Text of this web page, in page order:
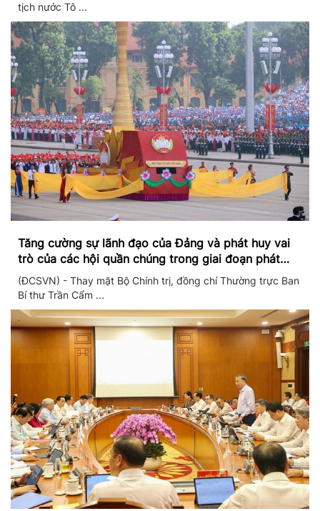
tịch nước Tô ...
Tăng cường sự lãnh đạo của Đảng và phát huy vai
trò của các hội quần chúng trong giai đoạn phát
triển mới
(ĐCSVN) - Thay mặt Bộ Chính trị, đồng chí Thường trực Ban
Bí thư Trần Cẩm ...